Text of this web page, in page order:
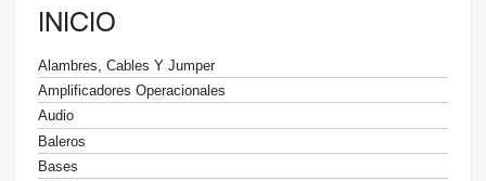
INICIO
Alambres, Cables Y Jumper
Amplificadores Operacionales
Audio
Baleros
Bases